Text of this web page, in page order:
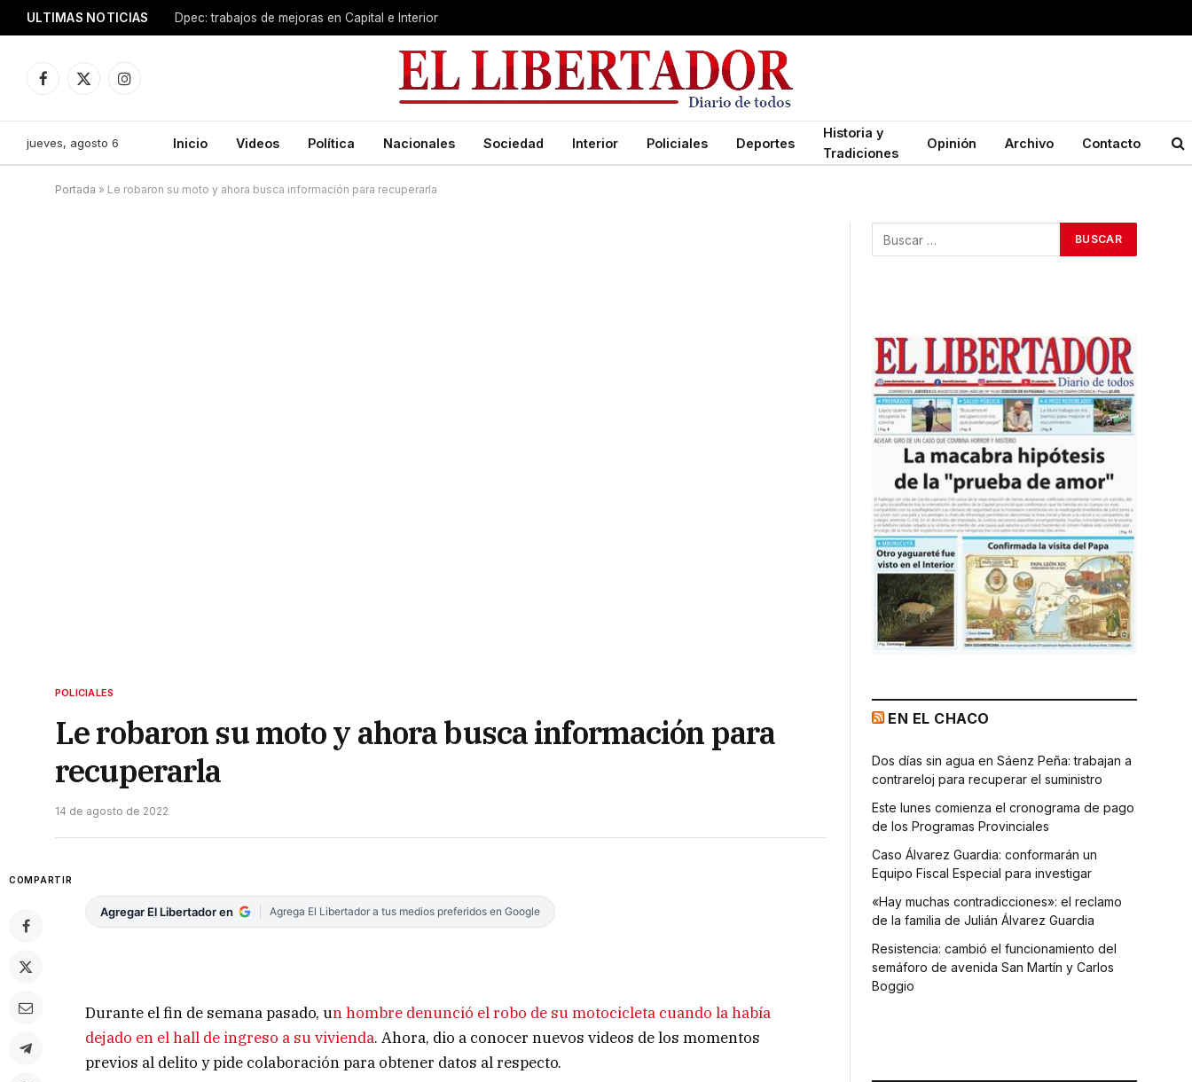
ULTIMAS NOTICIAS Dpec: trabajos de mejoras en Capital e Interior
Facebook
X
Instagram
jueves, agosto 6 Inicio Videos Política Nacionales Sociedad Interior Policiales Deportes
Historia y
Tradiciones
Opinión Archivo Contacto
Portada » Le robaron su moto y ahora busca información para recuperarla
POLICIALES
Le robaron su moto y ahora busca información para
recuperarla
14 de agosto de 2022
COMPARTIR
Agregar El Libertador en Agrega El Libertador a tus medios preferidos en Google
Durante el fin de semana pasado, un hombre denunció el robo de su motocicleta cuando la había
dejado en el hall de ingreso a su vivienda. Ahora, dio a conocer nuevos videos de los momentos
previos al delito y pide colaboración para obtener datos al respecto.
EN EL CHACO
Dos días sin agua en Sáenz Peña: trabajan a
contrareloj para recuperar el suministro
Este lunes comienza el cronograma de pago
de los Programas Provinciales
Caso Álvarez Guardia: conformarán un
Equipo Fiscal Especial para investigar
«Hay muchas contradicciones»: el reclamo
de la familia de Julián Álvarez Guardia
Resistencia: cambió el funcionamiento del
semáforo de avenida San Martín y Carlos
Boggio